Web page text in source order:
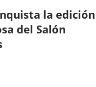
la edición
del Salón